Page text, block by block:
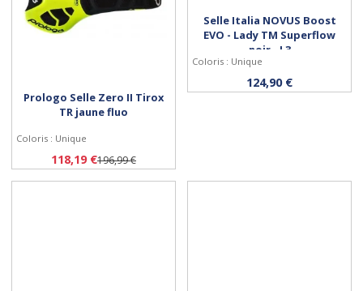
Acheter
Prologo Selle Zero II Tirox
TR jaune fluo
Coloris : Unique
118,19 €196,99 €
Acheter
Selle Italia NOVUS Boost
EVO - Lady TM Superflow
noir - L3
Coloris : Unique
124,90 €